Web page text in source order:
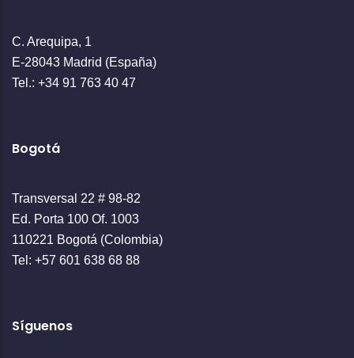
C. Arequipa, 1
E-28043 Madrid (España)
Tel.: +34 91 763 40 47
Bogotá
Transversal 22 # 98-82
Ed. Porta 100 Of. 1003
110221 Bogotá (Colombia)
Tel: +57 601 638 68 88
Síguenos